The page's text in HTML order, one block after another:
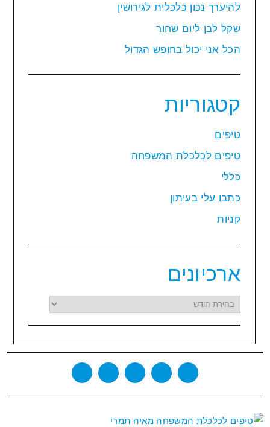
להיערך נכון כלכלית לגירושין
שקל לבן ליום שחור
הכל אני יכול בחופש הגדול
קטגוריות
טיפים
טיפים לכלכלת המשפחה
כללי
כתבו עלי בעיתון
קניות
ארכיונים
ארכיונים